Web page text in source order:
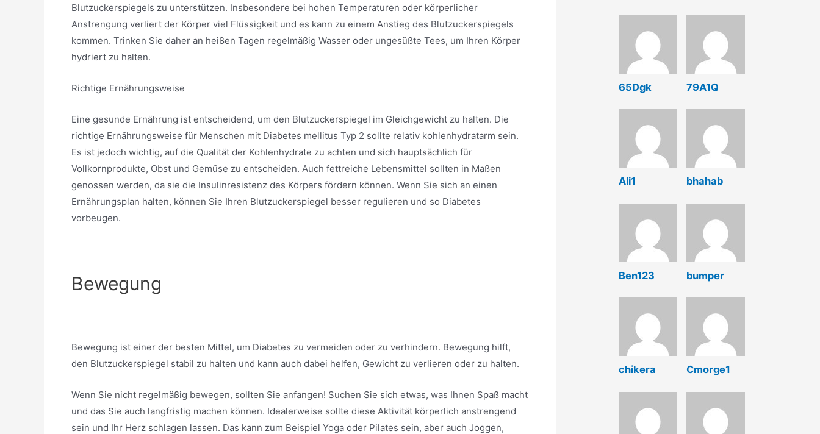
Blutzuckerspiegels zu unterstützen. Insbesondere bei hohen Temperaturen oder körperlicher
Anstrengung verliert der Körper viel Flüssigkeit und es kann zu einem Anstieg des Blutzuckerspiegels
kommen. Trinken Sie daher an heißen Tagen regelmäßig Wasser oder ungesüßte Tees, um Ihren Körper
hydriert zu halten.
Richtige Ernährungsweise
Eine gesunde Ernährung ist entscheidend, um den Blutzuckerspiegel im Gleichgewicht zu halten. Die
richtige Ernährungsweise für Menschen mit Diabetes mellitus Typ 2 sollte relativ kohlenhydratarm sein.
Es ist jedoch wichtig, auf die Qualität der Kohlenhydrate zu achten und sich hauptsächlich für
Vollkornprodukte, Obst und Gemüse zu entscheiden. Auch fettreiche Lebensmittel sollten in Maßen
genossen werden, da sie die Insulinresistenz des Körpers fördern können. Wenn Sie sich an einen
Ernährungsplan halten, können Sie Ihren Blutzuckerspiegel besser regulieren und so Diabetes
vorbeugen.
Bewegung
Bewegung ist einer der besten Mittel, um Diabetes zu vermeiden oder zu verhindern. Bewegung hilft,
den Blutzuckerspiegel stabil zu halten und kann auch dabei helfen, Gewicht zu verlieren oder zu halten.
Wenn Sie nicht regelmäßig bewegen, sollten Sie anfangen! Suchen Sie sich etwas, was Ihnen Spaß macht
und das Sie auch langfristig machen können. Idealerweise sollte diese Aktivität körperlich anstrengend
sein und Ihr Herz schlagen lassen. Das kann zum Beispiel Yoga oder Pilates sein, aber auch Joggen,
65Dgk 79A1Q
Ali1 bhahab
Ben123 bumper
chikera Cmorge1